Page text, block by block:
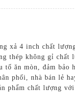
xả 4 inch chất
thép không gỉ chất
tố ăn mòn, đảm bảo
phối, nhà bán lẻ
phẩm chất lượng